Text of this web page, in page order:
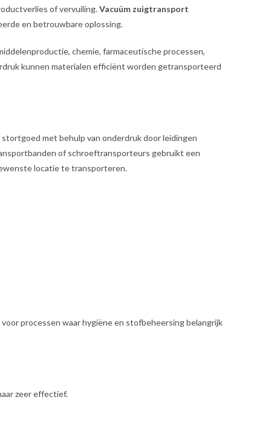
of vervuiling.Vacuüm zuigtransport
en betrouwbare oplossing.
chemie, farmaceutische processen,
kunnen materialen efficiënt worden getransporteerd
met behulp van onderdruk door leidingen
of schroeftransporteurs gebruikt een
locatie te transporteren.
processen waar hygiëne en stofbeheersing belangrijk
zeer effectief.